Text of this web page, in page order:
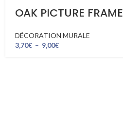
OAK PICTURE FRAME
DÉCORATION MURALE
3,70€ – 9,00€